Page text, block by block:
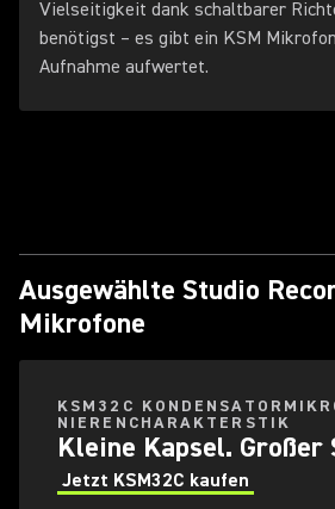
Vielseitigkeit dank schaltbarer
benötigst – es gibt ein KSM
Aufnahme aufwertet.
Ausgewählte Studio
Mikrofone
KSM32C
NIERENCHARAKTERSTIK
Kleine Kapsel. Großer
Jetzt KSM32C kaufen